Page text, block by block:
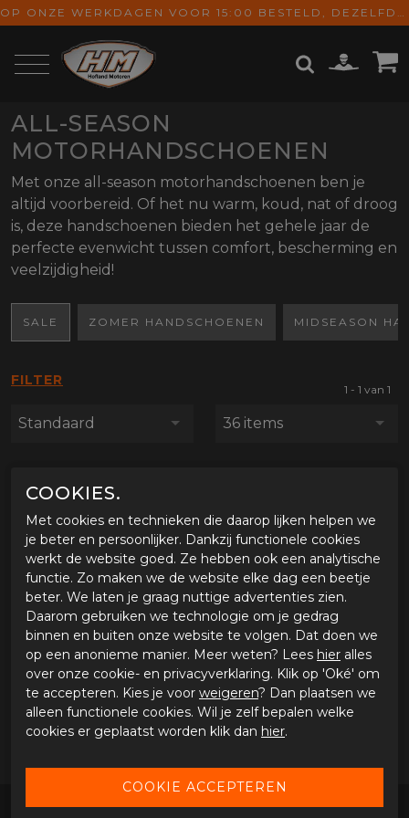
OP ONZE WERKDAGEN VOOR 15:00 BESTELD, DEZELFDE DAG VERZONDEN! GRATIS VERZENDING VANAF € 65,-
ALL-SEASON
MOTORHANDSCHOENEN
Met onze all-season motorhandschoenen ben je
altijd voorbereid. Of het nu warm, koud, nat of droog
is, deze handschoenen bieden het gehele jaar de
perfecte evenwicht tussen comfort, bescherming en
veelzijdigheid!
SALE ZOMER HANDSCHOENEN MIDSEASON
FILTER
Standaard
1 - 1 van 1
36 items
Furygan Glove Charly D3O
€ 79,94 € 55,96
COOKIES.
Met cookies en technieken die daarop lijken helpen we
je beter en persoonlijker. Dankzij functionele cookies
werkt de website goed. Ze hebben ook een analytische
functie. Zo maken we de website elke dag een beetje
beter. We laten je graag nuttige advertenties zien.
Daarom gebruiken we technologie om je gedrag
binnen en buiten onze website te volgen. Dat doen we
op een anonieme manier. Meer weten? Lees hier alles
over onze cookie- en privacyverklaring. Klik op 'Oké' om
te accepteren. Kies je voor weigeren? Dan plaatsen we
alleen functionele cookies. Wil je zelf bepalen welke
cookies er geplaatst worden klik dan hier.